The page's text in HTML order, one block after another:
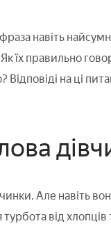
навіть
їх правильно
на ці
Але навіть
турбота від